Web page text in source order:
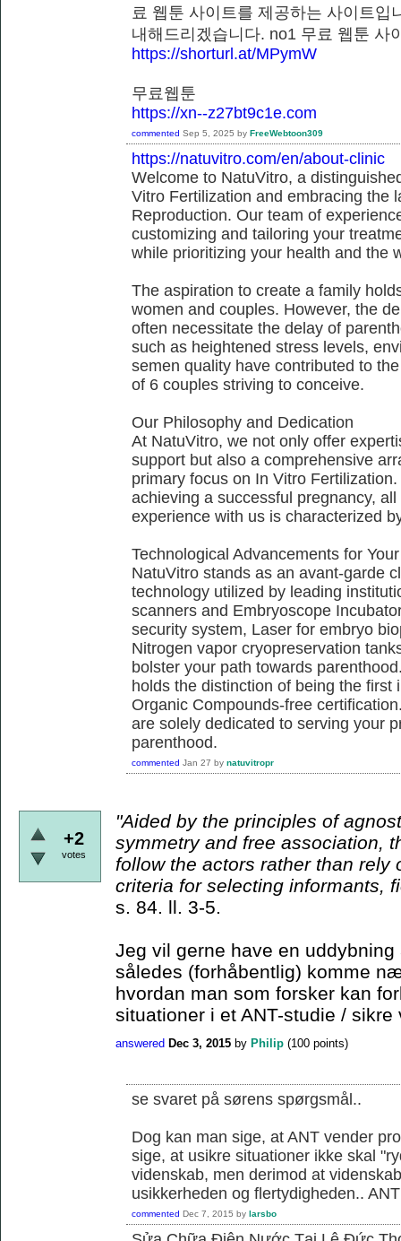
료 웹툰 사이트를 제공하는 사이트
내해드리겠습니다. no1 무료 웹툰
https://shorturl.at/MPymW
무료웹툰
https://xn--z27bt9c1e.com
commented Sep 5, 2025 by FreeWebtoon309
https://natuvitro.com/en/about-clinic
Welcome to NatuVitro, a
Vitro Fertilization and embracing the
Reproduction. Our team of
customizing and tailoring your
while prioritizing your health and the
The aspiration to create a family
women and couples. However, the
often necessitate the delay of
such as heightened stress levels,
semen quality have contributed to
of 6 couples striving to conceive.
Our Philosophy and Dedication
At NatuVitro, we not only offer
support but also a comprehensive
primary focus on In Vitro
achieving a successful pregnancy,
experience with us is characterized
Technological Advancements for
NatuVitro stands as an avant-garde
technology utilized by leading
scanners and Embryoscope
security system, Laser for embryo
Nitrogen vapor cryopreservation
bolster your path towards
holds the distinction of being the
Organic Compounds-free
are solely dedicated to serving your
parenthood.
commented Jan 27 by natuvitropr
+2
votes
"Aided by the principles of
symmetry and free association,
follow the actors rather than rely
criteria for selecting informants,
s. 84. ll. 3-5.
Jeg vil gerne have en
således (forhåbentlig) komme
hvordan man som forsker kan
situationer i et ANT-studie /
answered Dec 3, 2015 by Philip (100 points)
se svaret på sørens spørgsmål..
Dog kan man sige, at ANT vender
sige, at usikre situationer ikke skal
videnskab, men derimod at
usikkerheden og flertydigheden..
commented Dec 7, 2015 by larsbo